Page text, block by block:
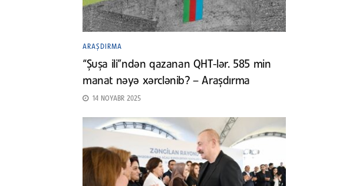
ARAŞDIRMA
“Şuşa ili”ndən qazanan QHT-lər. 585 min
manat nəyə xərclənib? – Araşdırma
14 NOYABR 2025